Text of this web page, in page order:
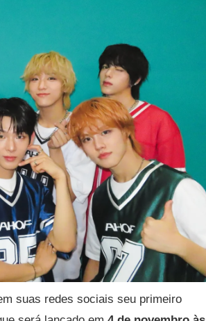
suas redes sociais seu primeiro